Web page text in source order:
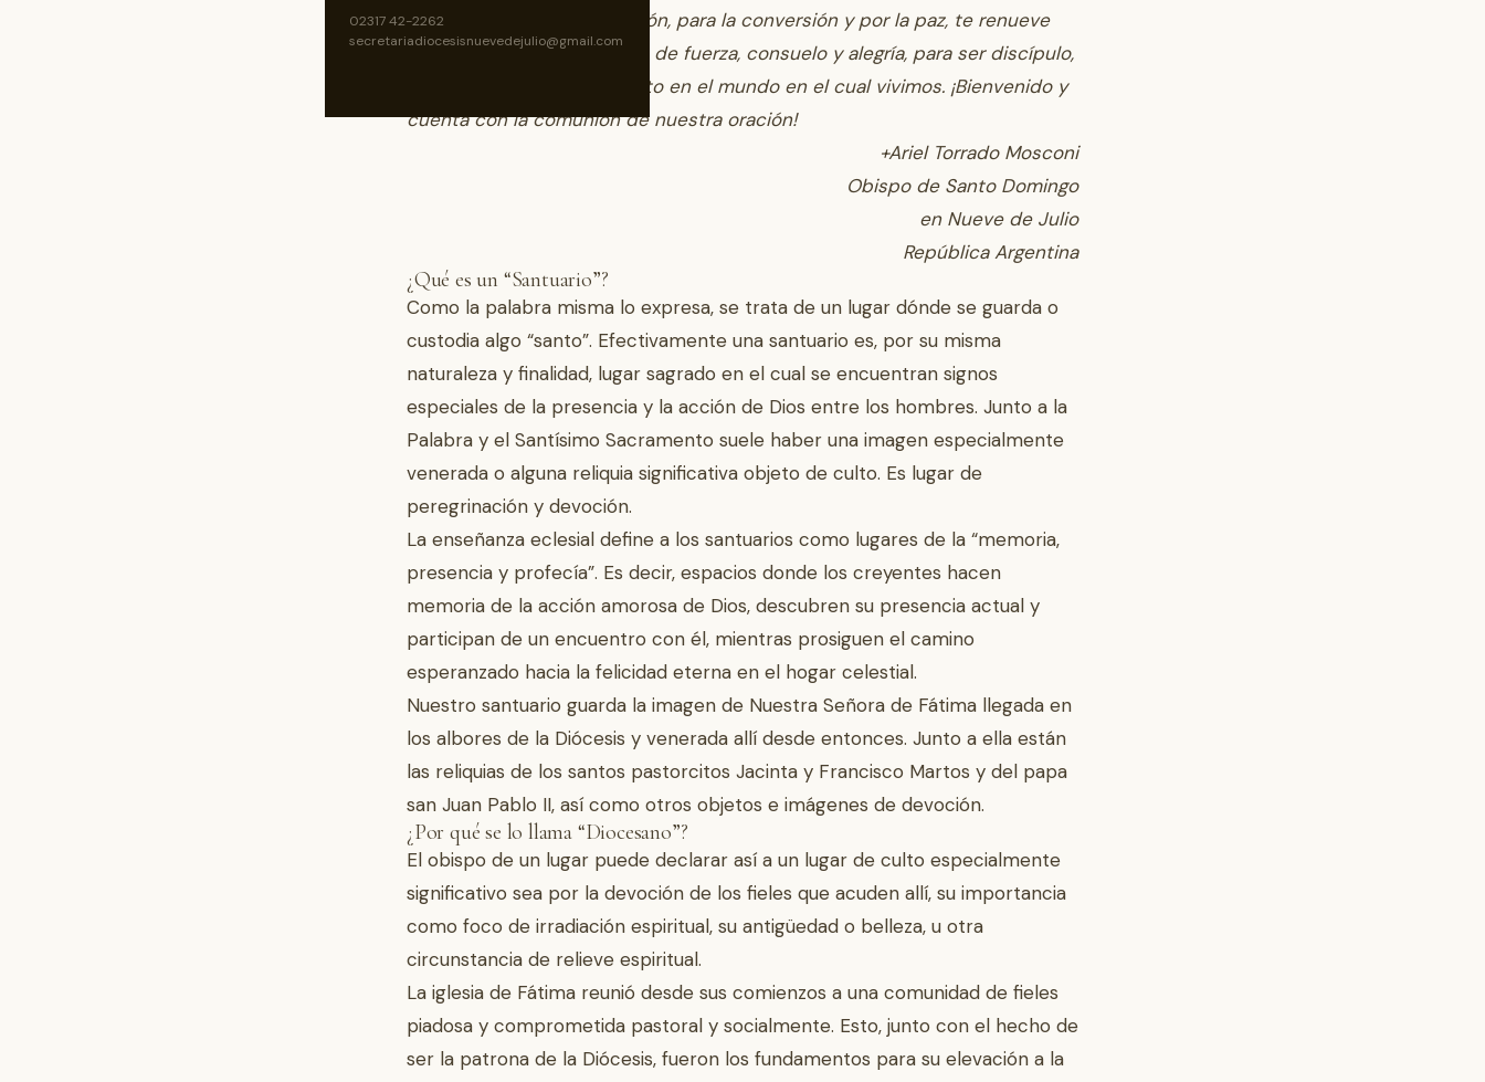
02317 42-2262
secretariadiocesisnuevedejulio@gmail.com
mensaje pidiéndonos oración, para la conversión y por la paz, te renueve
espiritualmente, llenándote de fuerza, consuelo y alegría, para ser discípulo,
testigo y misionero de Cristo en el mundo en el cual vivimos. ¡Bienvenido y
cuenta con la comunión de nuestra oración!
+Ariel Torrado Mosconi
Obispo de Santo Domingo
en Nueve de Julio
República Argentina
¿Qué es un “Santuario”?
Como la palabra misma lo expresa, se trata de un lugar dónde se guarda o
custodia algo “santo”. Efectivamente una santuario es, por su misma
naturaleza y finalidad, lugar sagrado en el cual se encuentran signos
especiales de la presencia y la acción de Dios entre los hombres. Junto a la
Palabra y el Santísimo Sacramento suele haber una imagen especialmente
venerada o alguna reliquia significativa objeto de culto. Es lugar de
peregrinación y devoción.
La enseñanza eclesial define a los santuarios como lugares de la “memoria,
presencia y profecía”. Es decir, espacios donde los creyentes hacen
memoria de la acción amorosa de Dios, descubren su presencia actual y
participan de un encuentro con él, mientras prosiguen el camino
esperanzado hacia la felicidad eterna en el hogar celestial.
Nuestro santuario guarda la imagen de Nuestra Señora de Fátima llegada en
los albores de la Diócesis y venerada allí desde entonces. Junto a ella están
las reliquias de los santos pastorcitos Jacinta y Francisco Martos y del papa
san Juan Pablo II, así como otros objetos e imágenes de devoción.
¿Por qué se lo llama “Diocesano”?
El obispo de un lugar puede declarar así a un lugar de culto especialmente
significativo sea por la devoción de los fieles que acuden allí, su importancia
como foco de irradiación espiritual, su antigüedad o belleza, u otra
circunstancia de relieve espiritual.
La iglesia de Fátima reunió desde sus comienzos a una comunidad de fieles
piadosa y comprometida pastoral y socialmente. Esto, junto con el hecho de
ser la patrona de la Diócesis, fueron los fundamentos para su elevación a la